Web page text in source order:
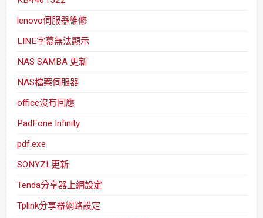
lenovo伺服器維修
LINE字幕無法顯示
NAS SAMBA 更新
NAS檔案伺服器
office沒有回應
PadFone Infinity
pdf.exe
SONYZL更新
Tenda分享器上網設定
Tplink分享器網路設定